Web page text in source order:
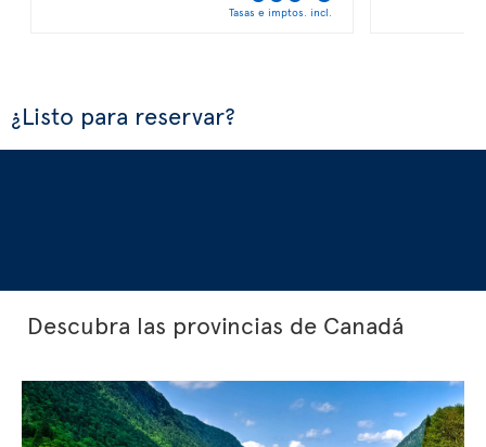
Tasas e imptos. incl.
¿Listo para reservar?
Descubra las provincias de Canadá